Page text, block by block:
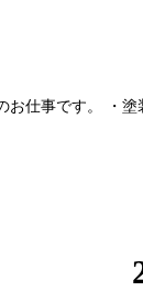
仕事です。 ・